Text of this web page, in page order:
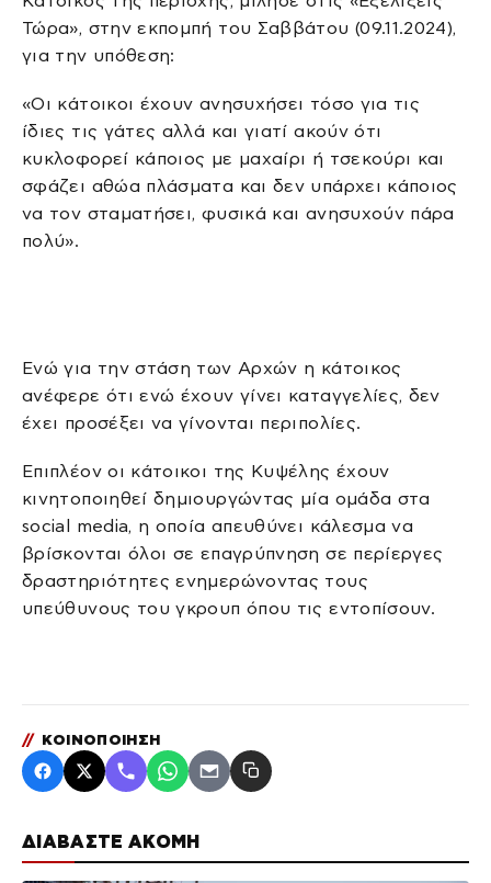
ΔΙΑΒΑΣΤΕ ΑΚΟΜΗ
Τώρα», στην εκπομπή του Σαββάτου (09.11.2024),
για την υπόθεση:
«Οι κάτοικοι έχουν ανησυχήσει τόσο για τις
ίδιες τις γάτες αλλά και γιατί ακούν ότι
κυκλοφορεί κάποιος με μαχαίρι ή τσεκούρι και
σφάζει αθώα πλάσματα και δεν υπάρχει κάποιος
να τον σταματήσει, φυσικά και ανησυχούν πάρα
πολύ».
Ενώ για την στάση των Αρχών η κάτοικος
ανέφερε ότι ενώ έχουν γίνει καταγγελίες, δεν
έχει προσέξει να γίνονται περιπολίες.
Επιπλέον οι κάτοικοι της Κυψέλης έχουν
κινητοποιηθεί δημιουργώντας μία ομάδα στα
social media, η οποία απευθύνει κάλεσμα να
βρίσκονται όλοι σε επαγρύπνηση σε περίεργες
δραστηριότητες ενημερώνοντας τους
υπεύθυνους του γκρουπ όπου τις εντοπίσουν.
// ΚΟΙΝΟΠΟΙΗΣΗ